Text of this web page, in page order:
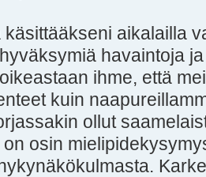
käsittääkseni aikalailla
havaintoja
ihme, että
kuin
ollut
osin